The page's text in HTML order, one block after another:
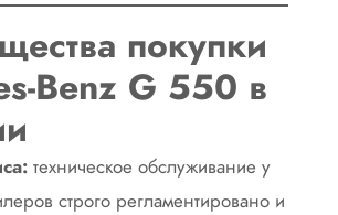
покупки
Benz G 550 в
техническое обслуживание у
строго регламентировано и